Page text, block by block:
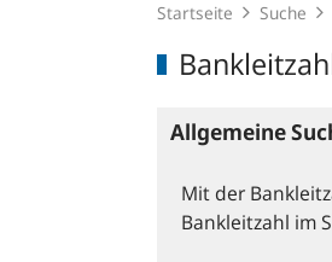
Startseite Suche
Allgemeine
Mit der
Bankleitzahl im